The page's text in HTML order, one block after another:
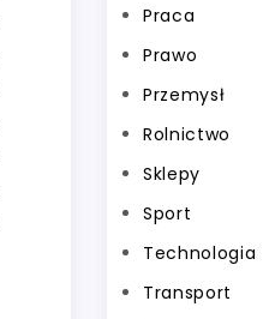
Praca
Prawo
Przemysł
Rolnictwo
Sklepy
Sport
Technologia
Transport